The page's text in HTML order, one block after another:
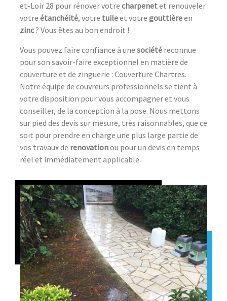
et-Loir 28 pour rénover votre charpenetet renouveler
votre étanchéité, votre tuileet votre gouttièreen
zinc? Vous êtes au bon endroit !
Vous pouvez faire confiance à une société reconnue
pour son savoir-faire exceptionnel en matière de
couverture et de zinguerie : Couverture Chartres.
Notre équipe de couvreurs professionnels se tient à
votre disposition pour vous accompagner et vous
conseiller, de la conception à la pose. Nous mettons
sur pied des devis sur mesure, très raisonnables, que ce
soit pour prendre en charge une plus large partie de
vos travaux de renovationou pour un devis en temps
réel et immédiatement applicable.